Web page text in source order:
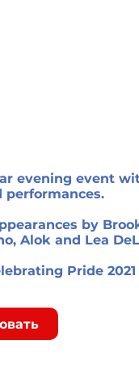
evening event
performances.
by
Alok and Lea
Pride